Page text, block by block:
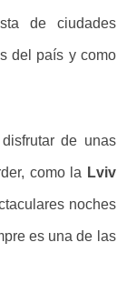
de ciudades
del país y como
de unas
como la Lviv
noches
es una de las